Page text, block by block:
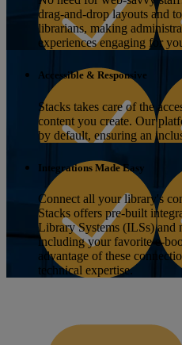
drag-and-drop layouts and
librarians, making
experiences engaging for
Accessible & Responsive
Stacks takes care of the
content you create. Our
by default, ensuring an
Integrations Made Easy
Connect all your library's
Stacks offers pre-built
Library Systems (ILSs) and
including your favorite e-
advantage of these
technical expertise.